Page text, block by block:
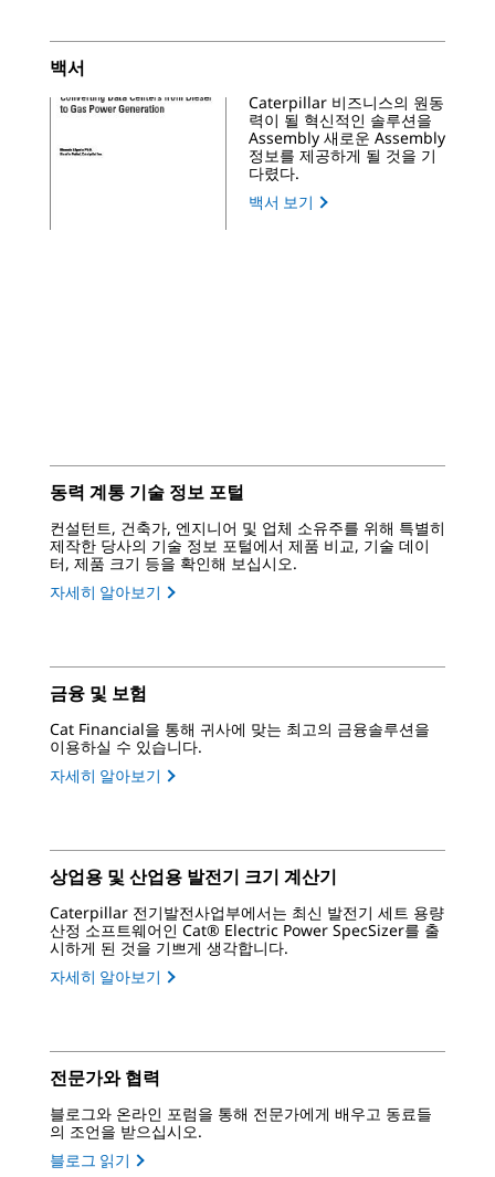
백서
Caterpillar 비즈니스의 원동
력이 될 혁신적인 솔루션을
Assembly 새로운 Assembly
정보를 제공하게 될 것을 기
다렸다.
백서 보기
동력 계통 기술 정보 포털
컨설턴트, 건축가, 엔지니어 및 업체 소유주를 위해 특별히
제작한 당사의 기술 정보 포털에서 제품 비교, 기술 데이
터, 제품 크기 등을 확인해 보십시오.
자세히 알아보기
금융 및 보험
Cat Financial을 통해 귀사에 맞는 최고의 금융솔루션을
이용하실 수 있습니다.
자세히 알아보기
상업용 및 산업용 발전기 크기 계산기
Caterpillar 전기발전사업부에서는 최신 발전기 세트 용량
산정 소프트웨어인 Cat® Electric Power SpecSizer를 출
시하게 된 것을 기쁘게 생각합니다.
자세히 알아보기
전문가와 협력
블로그와 온라인 포럼을 통해 전문가에게 배우고 동료들
의 조언을 받으십시오.
블로그 읽기